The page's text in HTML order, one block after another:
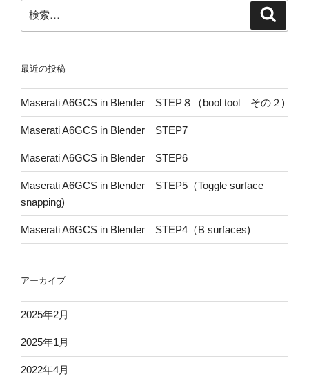
索:
最近の投稿
Maserati A6GCS in Blender STEP８（bool tool その２)
Maserati A6GCS in Blender STEP7
Maserati A6GCS in Blender STEP6
Maserati A6GCS in Blender STEP5（Toggle surface
snapping)
Maserati A6GCS in Blender STEP4（B surfaces)
アーカイブ
2025年2月
2025年1月
2022年4月